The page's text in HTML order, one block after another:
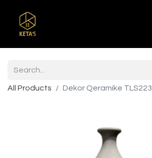
All Products Dekor Qeramike TLS223